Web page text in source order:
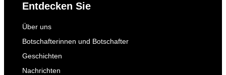
Entdecken Sie
Über uns
Botschafterinnen und Botschafter
Geschichten
Nachrichten